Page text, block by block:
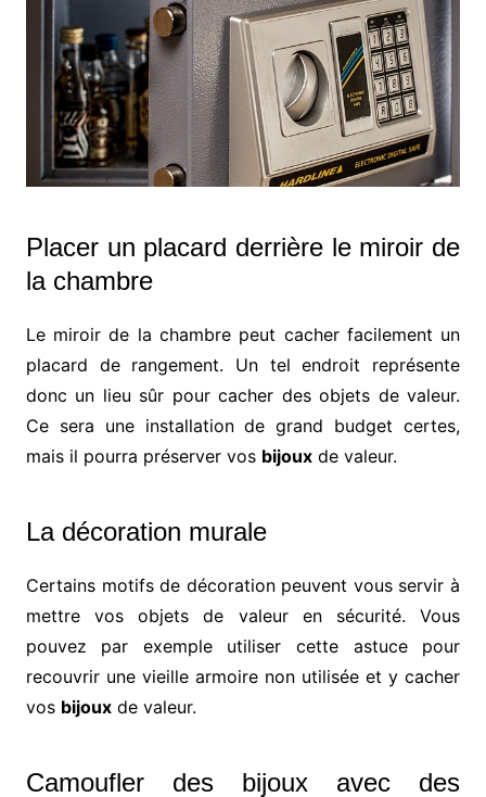
Placer un placard derrière le miroir de
la chambre
Le miroir de la chambre peut cacher facilement un
placard de rangement. Un tel endroit représente
donc un lieu sûr pour cacher des objets de valeur.
Ce sera une installation de grand budget certes,
mais il pourra préserver vos bijouxde valeur.
La décoration murale
Certains motifs de décoration peuvent vous servir à
mettre vos objets de valeur en sécurité. Vous
pouvez par exemple utiliser cette astuce pour
recouvrir une vieille armoire non utilisée et y cacher
vos bijouxde valeur.
Camoufler des bijoux avec des